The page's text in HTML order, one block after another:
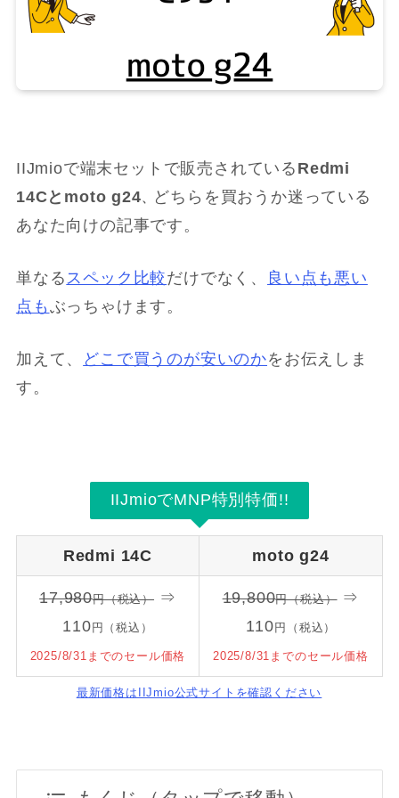
IIJmioで端末セットで販売されている Redmi
14Cと moto g24、
どちらを買おうか迷っている
あなた向けの記事です。
単なるスペック比較だけでなく、
良い点も悪い
点も ぶっちゃけます。
加えて、 どこで買うのが安いのかをお伝えしま
す。
IIJmioでMNP特別特価!!
Redmi 14C moto g24
17,980円（税込） ⇒
110 円（税込）
2025/8/31までのセール価格
19,800円（税込）⇒
110 円（税込）
2025/8/31までのセール価格
最新価格はIIJmio公式サイトを確認ください